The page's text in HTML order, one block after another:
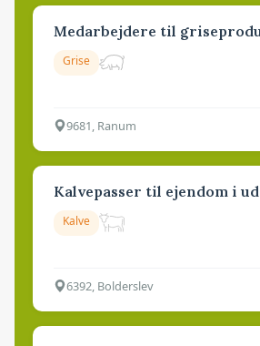
Medarbejdere til
Grise
9681, Ranum
Kalvepasser til ejendom i
Kalve
6392, Bolderslev